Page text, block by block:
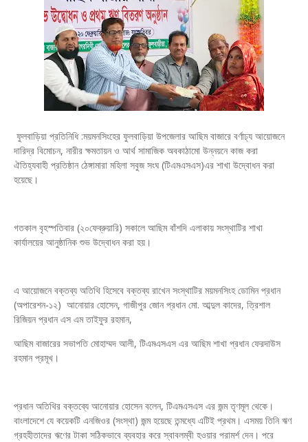
ফুলবাড়িয়া প্রতিনিধি :ময়মনসিংহের ফুলবাড়িয়া উপজেলার আছিম বাজারে বর্ণাঢ্য আয়োজনে
দারিদ্র বিমোচন, নারীর ক্ষমতায়ন ও আর্থ সামাজিক অবকাঠামো উন্নয়নে কাজ করা
ঐতিহ্যবাহী প্রতিষ্ঠান ঠেঙ্গামারা মহিলা সবুজ সংঘ (টিএমএসএস)এর শাখা উদ্বোধন করা
হয়েছে।
গতকাল বৃহস্পতিবার (২০ফেব্রুয়ারি) সকালে আছিম বাঁশদি এলাকায় সংস্থাটির শাখা
কার্যালয়ের আনুষ্ঠানিক শুভ উদ্বোধন করা হয়।
এ আয়োজনে বক্তব্য অতিথি হিসেবে বক্তব্য রাখেন সংস্থাটির ময়মনসিংহ ডোমিন প্রধান
(অপারেশন-১২) আনোয়ার হোসেন, গাজীপুর জোন প্রধান মো. আব্দুল কাদের, ত্রিশাল
রিজিয়ন প্রধান এস এম তাইফুর রহমান,
আছিম বাজারের সভাপতি মোহাম্মদ আলী, টিএমএসএস এর আছিম শাখা প্রধান ফেরদাউস
রহমান প্রমূখ।
প্রধান অতিথির বক্তব্যে আনোয়ার হোসেন বলেন, টিএমএসএস এর জন্ম তৃণমূল থেকে।
বাংলাদেশে যে কয়েকটি এনজিওর (সংস্থা) জন্ম হয়েছে তন্মধ্যে এটিই প্রথম। এসময় তিনি ঋণ
গ্রহহীতাদের ঋণের টাকা সঠিকভাবে ব্যবহার করে স্বাবলম্বী হওয়ার পরামর্শ দেন। পরে